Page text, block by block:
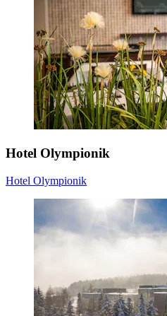
Hotel Olympionik
Hotel Olympionik